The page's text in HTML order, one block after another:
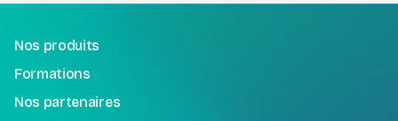
Nos produits
Formations
Nos partenaires